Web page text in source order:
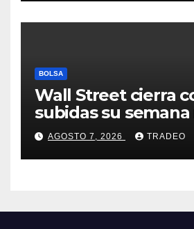
BOLSA
Wall Street cierra
subidas su semana
alcista desde abril
AGOSTO 7, 2026 TRADEO